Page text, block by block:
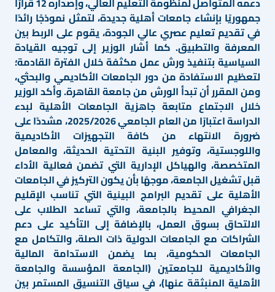
جمهوريًا بإنشاء جامعات أهلية جديدة، لتمثل نموذجًا رائدًا
في تقديم تعليم عصري عالي الجودة، يقوم على الربط بين
المعرفة والتطبيق. كما أشار الوزير إلى توجيه القيادة
السياسية بتنفيذ ورش عمل مكثفة خلال الفترة القادمة؛
لتعظيم الاستفادة من دور الجامعات الأكاديمي والبحثي،
ومن المقرر أن تبدأ الورش من جامعة القاهرة. وأكد الوزير
خلال الاجتماع متابعة جاهزية الجامعات الأهلية لبدء
الدراسة اعتبارًا من العام الجامعي 2025/2026، مشددًا على
ضرورة الانتهاء من كافة التجهيزات الأكاديمية
واللوجستية، وتوفير البنية التحتية الحديثة، والمعامل
المتخصصة، والهياكل الإدارية التي تضمن فعالية الأداء
قبل تشغيل الجامعة، موجهًا بأن يكون التركيز في الجامعات
الأهلية على تقديم البرامج البينية التي تناسب الإقليم
الجغرافي المحيط بالجامعة، والتي تساعد الطلاب على
الالتحاق بسوق العمل، بالإضافة إلى التأكيد على دعم
الشراكات مع الجامعات الدولية ذات الصلة، والتكامل مع
الجامعات الحكومية، بما يضمن الاستدامة المالية
والأكاديمية للجامعتين (الجامعة المؤسسة والجامعة
الأهلية المنبثقة عنها)، في سياق التنسيق المستمر بين